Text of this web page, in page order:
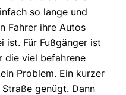
so lange und
Fahrer ihre Autos
ist. Für Fußgänger ist
die viel befahrene
Problem. Ein kurzer
genügt. Dann